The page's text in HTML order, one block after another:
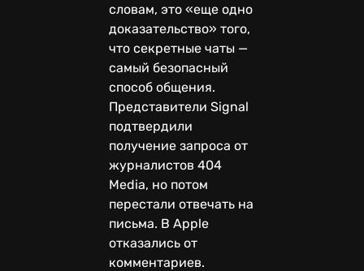
словам, это «еще одно
доказательство» того,
что секретные чаты —
самый безопасный
способ общения.
Представители Signal
подтвердили
получение запроса от
журналистов 404
Media, но потом
перестали отвечать на
письма. В Apple
отказались от
комментариев.